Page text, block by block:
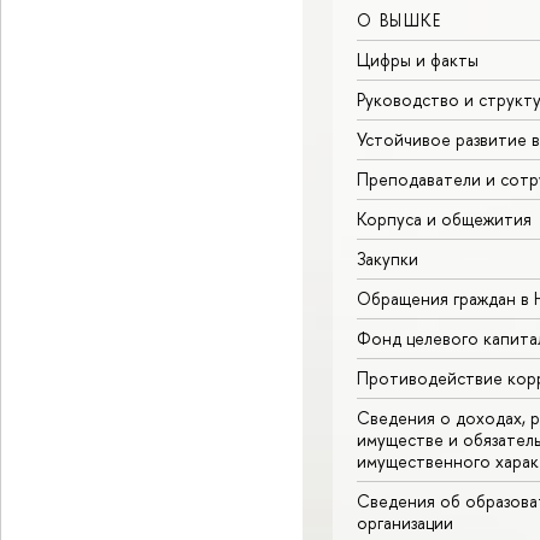
О ВЫШКЕ
Цифры и факты
Руководство и
Устойчивое
Преподаватели и
Корпуса и общежития
Закупки
Обращения граждан
Фонд целевого
Противодействие
Сведения о доходах,
имуществе и
имущественного
Сведения об
организации